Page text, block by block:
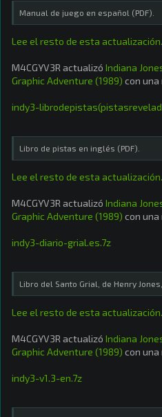
Manual de juego en español (PDF).
Lee el resto de esta
M4CGYV3R actualizó Indiana
Graphic Adventure (1989) con una
indy3-
Libro de pistas en inglés (PDF).
Lee el resto de esta
M4CGYV3R actualizó Indiana
Graphic Adventure (1989) con una
indy3-diario-grial.es.7z
Libro del Santo Grial, de Henry
Lee el resto de esta
M4CGYV3R actualizó Indiana
Graphic Adventure (1989) con una
indy3-v1.3-en.7z